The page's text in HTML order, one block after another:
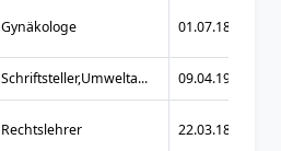
Gynäkologe 01.07.1866
Schriftsteller,Umwelta... 09.04.1922
Rechtslehrer 22.03.1848